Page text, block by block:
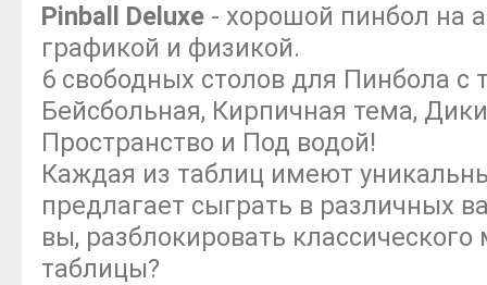
Pinball Deluxe - хорошой пинбол на
графикой и физикой.
6 свободных столов для Пинбола с
Бейсбольная, Кирпичная тема,
Пространство и Под водой!
Каждая из таблиц имеют
предлагает сыграть в различных
вы, разблокировать
таблицы?